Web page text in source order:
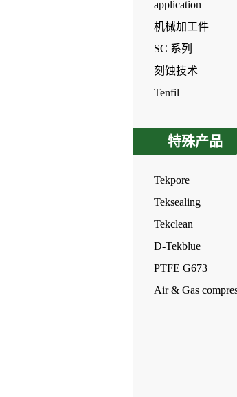
application
机械加工件
SC 系列
刻蚀技术
Tenfil
特殊产品
Tekpore
Teksealing
Tekclean
D-Tekblue
PTFE G673
Air & Gas